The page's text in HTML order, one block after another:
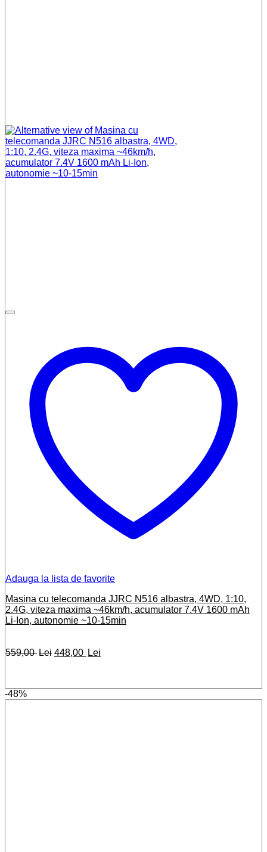
Adauga la lista de favorite
Masina cu telecomanda JJRC N516 albastra, 4WD, 1:10,
2.4G, viteza maxima ~46km/h, acumulator 7.4V 1600 mAh
Li-Ion, autonomie ~10-15min
559,00Lei Prețul
448,00 Lei
-48%